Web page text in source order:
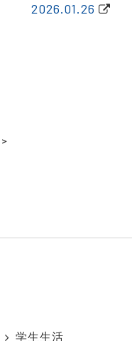
2026.01.26
＞
学生生活